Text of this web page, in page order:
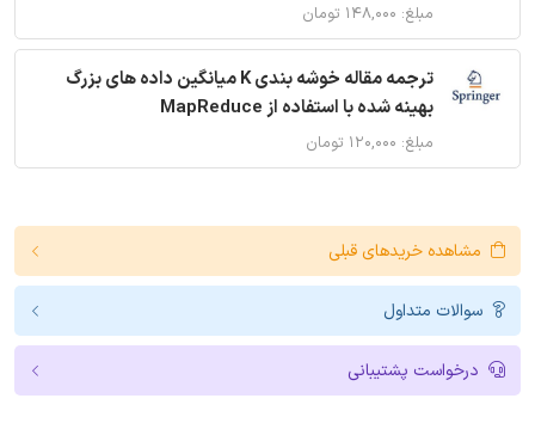
مبلغ: ۱۴۸,۰۰۰ تومان
ترجمه مقاله خوشه بندی K میانگین داده های بزرگ
بهینه شده با استفاده از MapReduce
مبلغ: ۱۲۰,۰۰۰ تومان
مشاهده خریدهای قبلی
سوالات متداول
درخواست پشتیبانی